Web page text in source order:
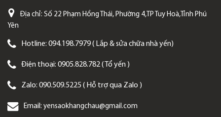
Địa chỉ: Số 22 Phạm Hồng Thái, Phường 4,TP Tuy Hoà,Tỉnh Phú
Yên
Hotline: 094.198.7979 ( Lắp & sửa chữa nhà yến)
Điện thoại: 0905.828.782 ( Tổ yến )
Zalo: 090.509.5225 ( Hỗ trợ qua Zalo )
Email: yensaokhangchau@gmail.com